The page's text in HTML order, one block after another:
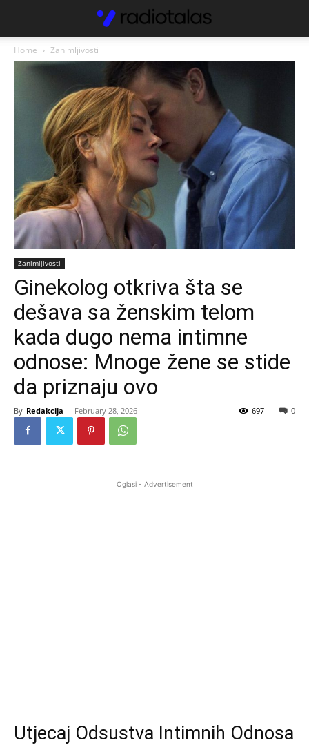
Home Zanimljivosti
Zanimljivosti
Ginekolog otkriva šta se
dešava sa ženskim telom
kada dugo nema intimne
odnose: Mnoge žene se stide
da priznaju ovo
By Redakcija - February 28, 2026 0
697
Oglasi - Advertisement
Utjecaj Odsustva Intimnih Odnosa